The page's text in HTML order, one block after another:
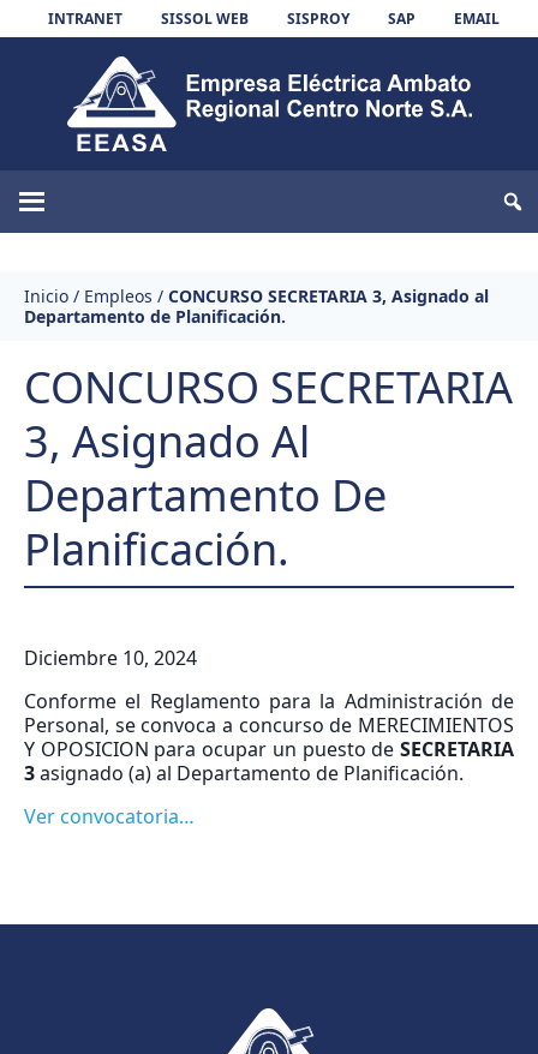
Skip to content
INTRANET SISSOL WEB SISPROY SAP EMAIL
EEASA
Inicio / Empleos / CONCURSO SECRETARIA 3, Asignado al
Departamento de Planificación.
CONCURSO SECRETARIA
3, Asignado Al
Departamento De
Planificación.
Diciembre 10, 2024
Conforme el Reglamento para la Administración de
Personal, se convoca a concurso de MERECIMIENTOS
Y OPOSICION para ocupar un puesto de SECRETARIA
3asignado (a) al Departamento de Planificación.
Ver convocatoria…